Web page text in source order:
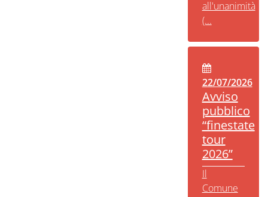
all'unanimità
(...
22/07/2026
Avviso
pubblico
“finestate
tour
2026”
Il
Comune